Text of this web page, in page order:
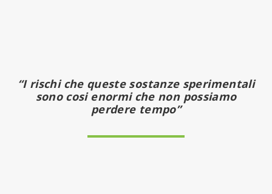
“I rischi che queste sostanze sperimentali
sono cosi enormi che non possiamo
perdere tempo”